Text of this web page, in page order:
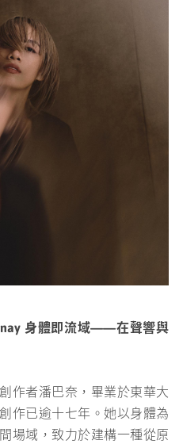
⾝體即流域——在聲響與
作者潘巴奈，畢業於東華⼤
作已逾⼗七年。她以⾝體為
場域，致⼒於建構⼀種從原